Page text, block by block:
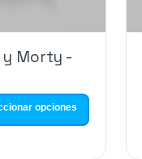
y Morty -
opciones